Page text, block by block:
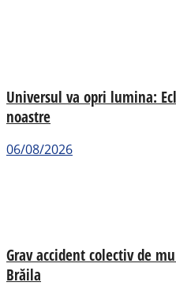
Universul va opri lumina:
noastre
06/08/2026
Grav accident colectiv de
Brăila